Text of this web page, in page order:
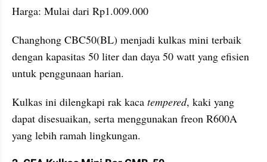
Harga: Mulai dari Rp1.009.000
Changhong CBC50(BL) menjadi kulkas mini terbaik
dengan kapasitas 50 liter dan daya 50 watt yang efisien
untuk penggunaan harian.
Kulkas ini dilengkapi rak kaca tempered, kaki yang
dapat disesuaikan, serta menggunakan freon R600A
yang lebih ramah lingkungan.